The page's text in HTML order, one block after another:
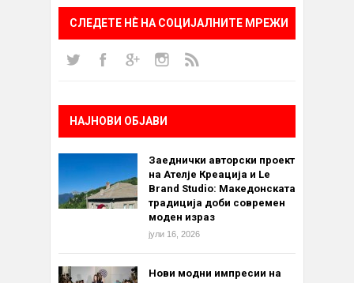
СЛЕДЕТЕ НÈ НА СОЦИЈАЛНИТЕ МРЕЖИ
НАЈНОВИ ОБЈАВИ
Заеднички авторски проект
на Ателје Креација и Le
Brand Studio: Македонската
традиција доби современ
моден израз
јули 16, 2026
Нови модни импресии на